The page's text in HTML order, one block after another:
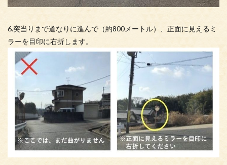
6.突当りまで道なりに進んで（約800メートル）、正面に見えるミ
ラーを目印に右折します。